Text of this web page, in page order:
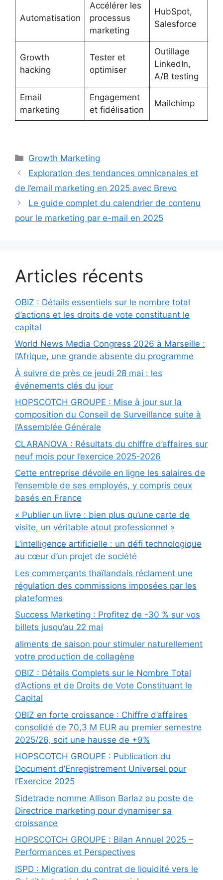
Automatisation
Accélérer les
processus
marketing
HubSpot,
Salesforce
Growth
hacking
Tester et
optimiser
Outillage
LinkedIn,
A/B testing
Email
marketing
Engagement
et fidélisation
Mailchimp
Catégories
Growth Marketing
Exploration des tendances omnicanales et
de l’email marketing en 2025 avec Brevo
Le guide complet du calendrier de contenu
pour le marketing par e-mail en 2025
Articles récents
OBIZ : Détails essentiels sur le nombre total
d’actions et les droits de vote constituant le
capital
World News Media Congress 2026 à Marseille :
l’Afrique, une grande absente du programme
À suivre de près ce jeudi 28 mai : les
événements clés du jour
HOPSCOTCH GROUPE : Mise à jour sur la
composition du Conseil de Surveillance suite à
l’Assemblée Générale
CLARANOVA : Résultats du chiffre d’affaires sur
neuf mois pour l’exercice 2025-2026
Cette entreprise dévoile en ligne les salaires de
l’ensemble de ses employés, y compris ceux
basés en France
« Publier un livre : bien plus qu’une carte de
visite, un véritable atout professionnel »
L’intelligence artificielle : un défi technologique
au cœur d’un projet de société
Les commerçants thaïlandais réclament une
régulation des commissions imposées par les
plateformes
Success Marketing : Profitez de -30 % sur vos
billets jusqu’au 22 mai
aliments de saison pour stimuler naturellement
votre production de collagène
OBIZ : Détails Complets sur le Nombre Total
d’Actions et de Droits de Vote Constituant le
Capital
OBIZ en forte croissance : Chiffre d’affaires
consolidé de 70,3 M EUR au premier semestre
2025/26, soit une hausse de +9%
HOPSCOTCH GROUPE : Publication du
Document d’Enregistrement Universel pour
l’Exercice 2025
Sidetrade nomme Allison Barlaz au poste de
Directrice marketing pour dynamiser sa
croissance
HOPSCOTCH GROUPE : Bilan Annuel 2025 –
Performances et Perspectives
ISPD : Migration du contrat de liquidité vers le